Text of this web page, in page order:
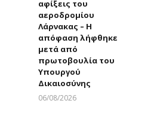
αφίξεις του
αεροδρομίου
Λάρνακας – Η
απόφαση λήφθηκε
μετά από
πρωτοβουλία του
Υπουργού
Δικαιοσύνης
06/08/2026